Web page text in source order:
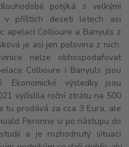
potýká s velkými
v příštích deseti letech asi
apelací Collioure a Banyuls z
je asi jen polovina z nich.
nelze obhospodařovat
Collioure i Banyuls jsou
Ekonomické výsledky jsou
vyčíslila roční ztrátu na 500
tu prodává za cca 3 Eura, ale
Peronne si po nástupu do
a je rozhodnutý situaci